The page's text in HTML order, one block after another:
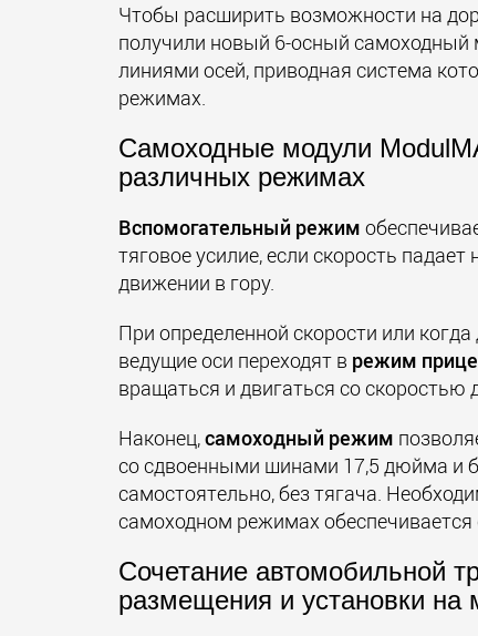
Чтобы расширить возможности на
получили новый 6-осный самоходный
линиями осей, приводная система
режимах.
Самоходные модули
различных режимах
Вспомогательный режим
тяговое усилие, если скорость
движении в гору.
При определенной скорости или
ведущие оси переходят в режим
вращаться и двигаться со скоростью
Наконец,самоходный режим
со сдвоенными шинами 17,5 дюйма и
самостоятельно, без тягача.
самоходном режимах
Сочетание автомобильной
размещения и установки на